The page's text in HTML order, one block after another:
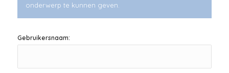
onderwerp te kunnen geven.
Gebruikersnaam: